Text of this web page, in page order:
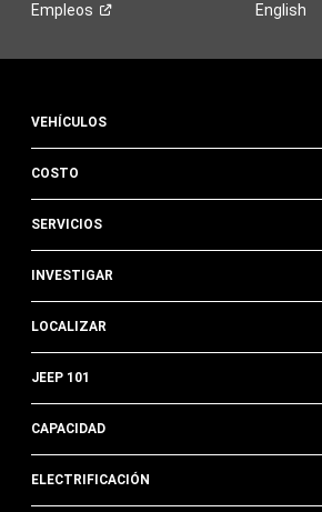
Empleos English
VEHÍCULOS
COSTO
SERVICIOS
INVESTIGAR
LOCALIZAR
JEEP 101
CAPACIDAD
ELECTRIFICACIÓN